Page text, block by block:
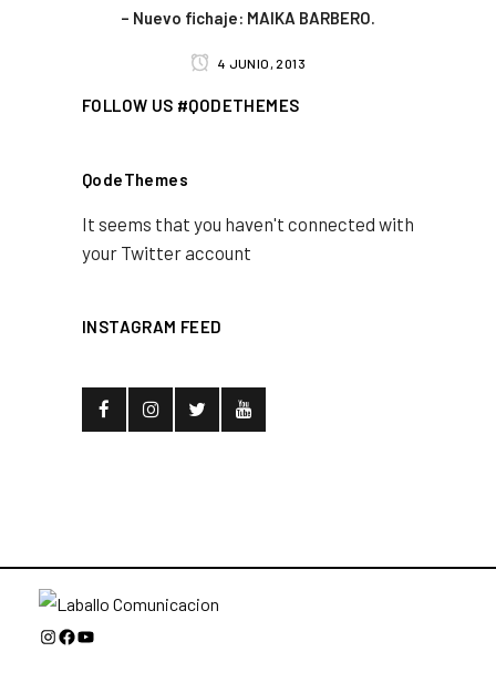
– Nuevo fichaje: MAIKA BARBERO.
4 JUNIO, 2013
FOLLOW US #QODETHEMES
QodeThemes
It seems that you haven't connected with
your Twitter account
INSTAGRAM FEED
Instagram
Facebook
YouTube